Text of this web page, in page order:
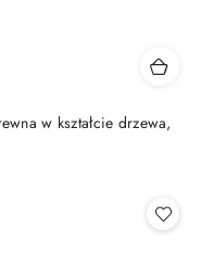
w kształcie drzewa,